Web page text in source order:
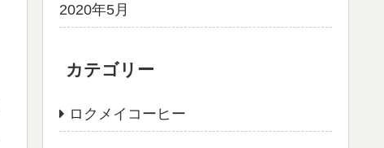
2020年5月
カテゴリー
ロクメイコーヒー